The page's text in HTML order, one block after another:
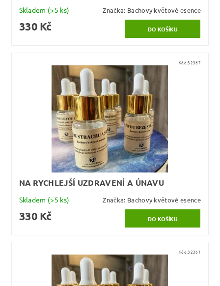
Skladem (>5 ks) Značka: Bachovy květové esence
330 Kč
Kód:32367
NA RYCHLEJŠÍ UZDRAVENÍ A ÚNAVU
Skladem (>5 ks) Značka: Bachovy květové esence
330 Kč
Kód:32361